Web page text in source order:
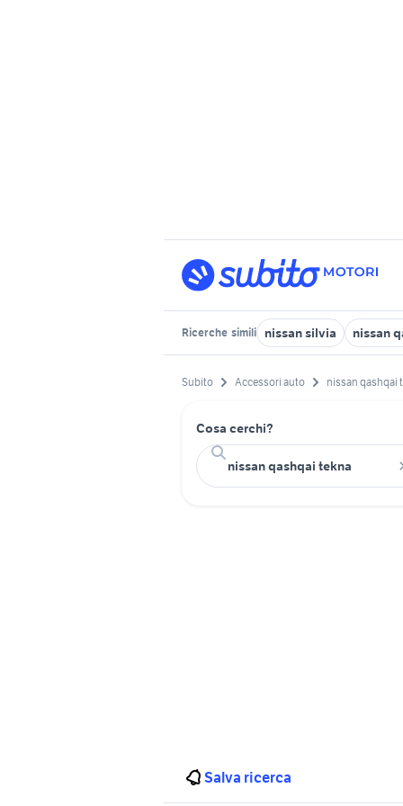
Ricerche simili nissan silvia nissan
Subito Accessori auto nissan qashqai
Cosa cerchi?
Salva ricerca